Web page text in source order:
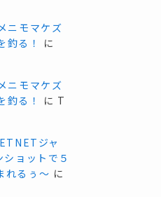
ニモマケズ
釣る！
に
ニモマケズ
釣る！
に T
ジャ
ョットで５
れるぅ～ に